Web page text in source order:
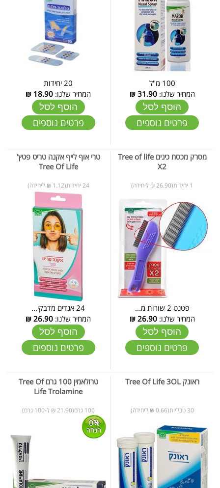
100 מ"ל
המחיר שלנו:31.90
₪
הוסף לסל
פרטים נוספים
20 יחידות
המחיר שלנו: 18.90
₪
הוסף לסל
פרטים נוספים
מסרק מכסח כינים Tree of life
X2
1 יחידות(26.90 ₪ ליחידה)
פטנט 2 שורות מ...
המחיר שלנו:26.90
₪
הוסף לסל
פרטים נוספים
טרי אוף לייף אקנה טריט פטץ'
Tree Of Life
24 יחידות(1.12 ₪ ליחידה)
24 אגדים מדבקי...
המחיר שלנו: 26.90
₪
הוסף לסל
פרטים נוספים
ראונק Tree Of Life 3OL
30 טבליות(0.66 ₪ ליחידה)
טרולאמין 100 גרם Tree Of
Life Trolamine
100 גרם(21.90 ₪ ל-100 גרם)
0%
הנחה